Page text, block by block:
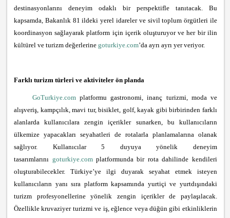
destinasyonlarını deneyim odaklı bir perspektifle tanıtacak. Bu
kapsamda, Bakanlık 81 ildeki yerel idareler ve sivil toplum örgütleri ile
koordinasyon sağlayarak platform için içerik oluşturuyor ve her bir ilin
kültürel ve turizm değerlerinegoturkiye.com’da ayrı ayrı yer veriyor.
Farklı turizm türleri ve aktiviteler ön planda
GoTurkiye.complatformu gastronomi, inanç turizmi, moda ve
alışveriş, kampçılık, mavi tur, bisiklet, golf, kayak gibi birbirinden farklı
alanlarda kullanıcılara zengin içerikler sunarken, bu kullanıcıların
ülkemize yapacakları seyahatleri de rotalarla planlamalarına olanak
sağlıyor. Kullanıcılar 5 duyuya yönelik deneyim
tasarımlarını goturkiye.complatformunda bir rota dahilinde kendileri
oluşturabilecekler. Türkiye’ye ilgi duyarak seyahat etmek isteyen
kullanıcıların yanı sıra platform kapsamında yurtiçi ve yurtdışındaki
turizm profesyonellerine yönelik zengin içerikler de paylaşılacak.
Özellikle kruvaziyer turizmi ve iş, eğlence veya düğün gibi etkinliklerin